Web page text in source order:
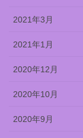
2021年3月
2021年1月
2020年12月
2020年10月
2020年9月